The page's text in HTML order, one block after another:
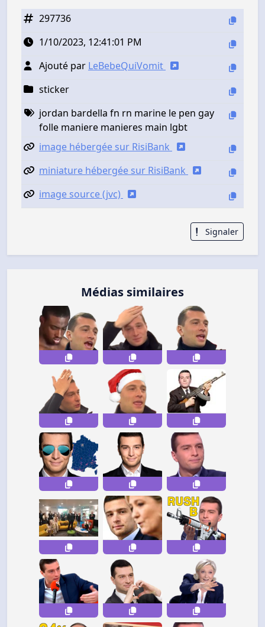
297736
1/10/2023, 12:41:01 PM
Ajouté par LeBebeQuiVomit
sticker
jordan bardella fn rn marine le pen gay
folle maniere manieres main lgbt
image hébergée sur RisiBank
miniature hébergée sur RisiBank
image source (jvc)
Signaler
Médias similaires